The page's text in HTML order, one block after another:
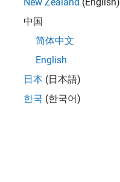
中国
简体中文
English
日本 (日本語)
한국 (한국어)